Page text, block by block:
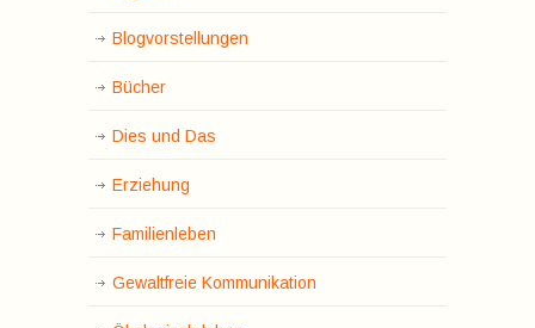
Blogvorstellungen
Bücher
Dies und Das
Erziehung
Familienleben
Gewaltfreie Kommunikation